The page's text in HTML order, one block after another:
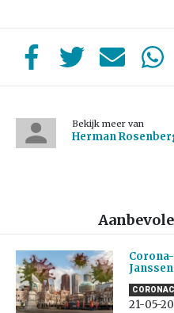
Bekijk meer van
Herman
21-05-